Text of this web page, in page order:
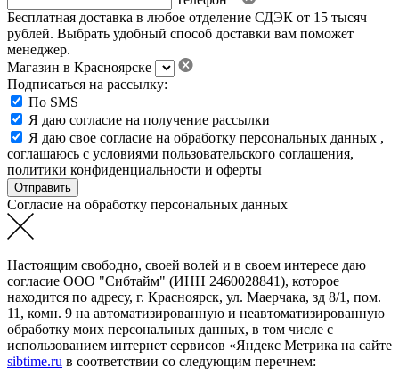
Бесплатная доставка в любое отделение СДЭК от 15 тысяч
рублей. Выбрать удобный способ доставки вам поможет
менеджер.
Магазин в Красноярске
Подписаться на рассылку:
По SMS
Я даю согласие на получение рассылки
Я даю свое согласие на обработку персональных данных ,
соглашаюсь с условиями пользовательского соглашения,
политики конфиденциальности и оферты
Согласие на обработку персональных данных
Настоящим свободно, своей волей и в своем интересе даю
согласие ООО "Сибтайм" (ИНН 2460028841), которое
находится по адресу, г. Красноярск, ул. Маерчака, зд 8/1, пом.
11, комн. 9 на автоматизированную и неавтоматизированную
обработку моих персональных данных, в том числе с
использованием интернет сервисов «Яндекс Метрика на сайте
sibtime.ru в соответствии со следующим перечнем: